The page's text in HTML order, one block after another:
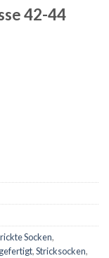
42-44
Socken,
,Stricksocken,